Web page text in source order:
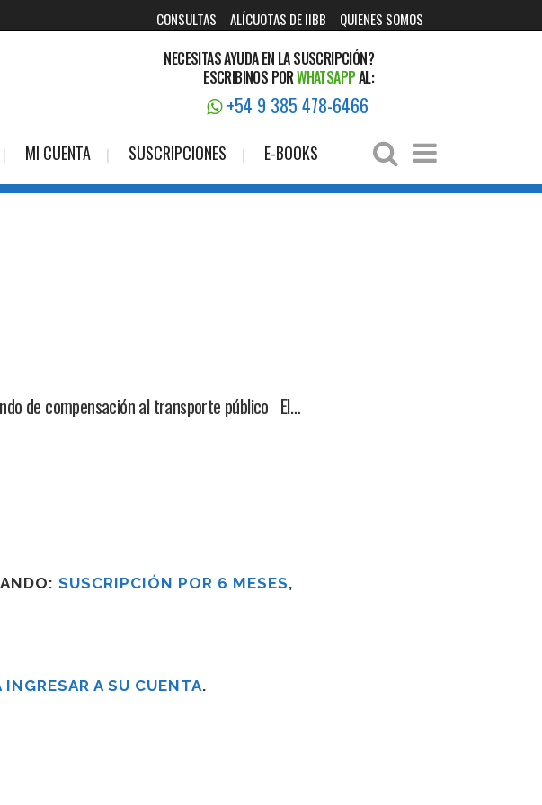
CONSULTAS ALÍCUOTAS DE IIBB QUIENES SOMOS
NECESITAS AYUDA EN LA SUSCRIPCIÓN?
ESCRIBINOS PORWHATSAPPAL:
+54 9 385 478-6466
MI CUENTA SUSCRIPCIONES E-BOOKS
de compensación al transporte público El…
SUSCRIPCIÓN POR 6 MESES,
A SU CUENTA.